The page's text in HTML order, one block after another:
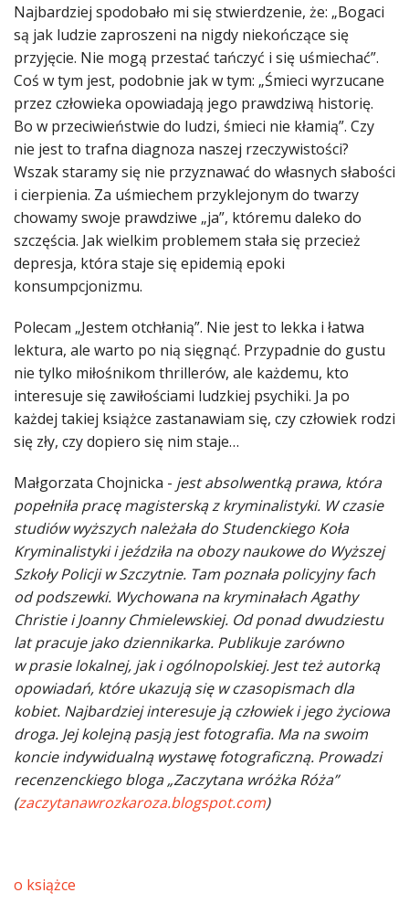
Najbardziej spodobało mi się stwierdzenie, że: „Bogaci
są jak ludzie zaproszeni na nigdy niekończące się
przyjęcie. Nie mogą przestać tańczyć i się uśmiechać”.
Coś w tym jest, podobnie jak w tym: „Śmieci wyrzucane
przez człowieka opowiadają jego prawdziwą historię.
Bo w przeciwieństwie do ludzi, śmieci nie kłamią”. Czy
nie jest to trafna diagnoza naszej rzeczywistości?
Wszak staramy się nie przyznawać do własnych słabości
i cierpienia. Za uśmiechem przyklejonym do twarzy
chowamy swoje prawdziwe „ja”, któremu daleko do
szczęścia. Jak wielkim problemem stała się przecież
depresja, która staje się epidemią epoki
konsumpcjonizmu.
Polecam „Jestem otchłanią”. Nie jest to lekka i łatwa
lektura, ale warto po nią sięgnąć. Przypadnie do gustu
nie tylko miłośnikom thrillerów, ale każdemu, kto
interesuje się zawiłościami ludzkiej psychiki. Ja po
każdej takiej książce zastanawiam się, czy człowiek rodzi
się zły, czy dopiero się nim staje…
Małgorzata Chojnicka - jest absolwentką prawa, która
popełniła pracę magisterską z kryminalistyki. W czasie
studiów wyższych należała do Studenckiego Koła
Kryminalistyki i jeździła na obozy naukowe do Wyższej
Szkoły Policji w Szczytnie. Tam poznała policyjny fach
od podszewki. Wychowana na kryminałach Agathy
Christie i Joanny Chmielewskiej. Od ponad dwudziestu
lat pracuje jako dziennikarka. Publikuje zarówno
w prasie lokalnej, jak i ogólnopolskiej. Jest też autorką
opowiadań, które ukazują się w czasopismach dla
kobiet. Najbardziej interesuje ją człowiek i jego życiowa
droga. Jej kolejną pasją jest fotografia. Ma na swoim
koncie indywidualną wystawę fotograficzną. Prowadzi
recenzenckiego bloga „Zaczytana wróżka Róża”
(zaczytanawrozkaroza.blogspot.com)
o książce